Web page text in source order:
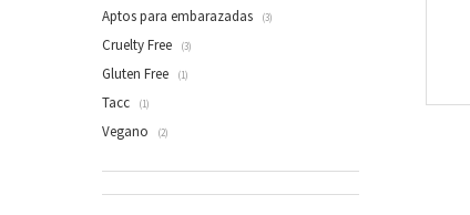
Aptos para embarazadas (3)
Cruelty Free (3)
Gluten Free (1)
Tacc (1)
Vegano (2)